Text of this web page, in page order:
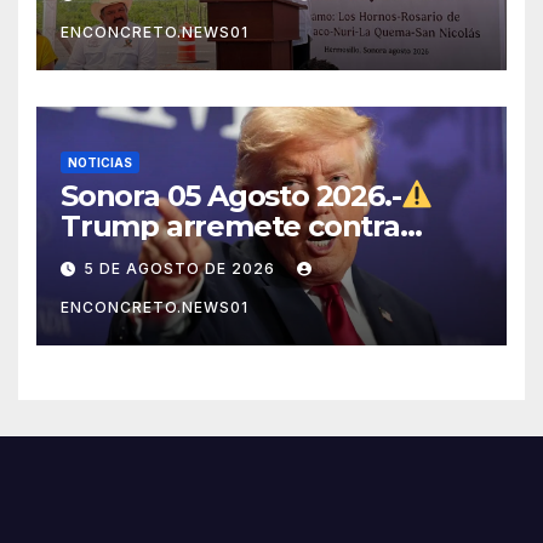
ENCONCRETO.NEWS01
NOTICIAS
Sonora 05 Agosto 2026.-
Trump arremete contra
México, Canadá y otras
potencias por supuestos
abusos comerciales
5 DE AGOSTO DE 2026
ENCONCRETO.NEWS01